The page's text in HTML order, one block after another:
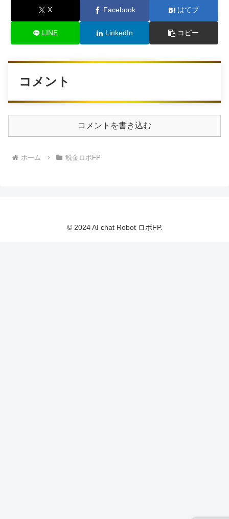
X Facebook はてブ
LINE LinkedIn コピー
コメント
コメントを書き込む
ホーム 税金ロボFP
© 2024 AI chat Robot ロボFP.